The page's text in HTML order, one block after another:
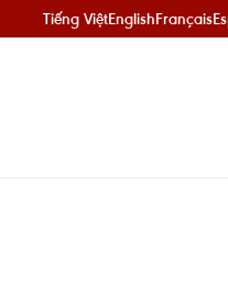
Tiếng ViệtEnglishFrançais